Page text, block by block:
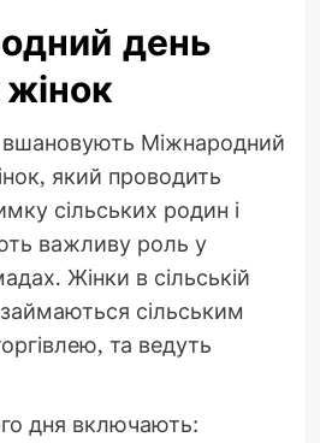
день
Міжнародний
який проводить
сільських родин і
важливу роль у
Жінки в сільській
сільським
та ведуть
дня включають: